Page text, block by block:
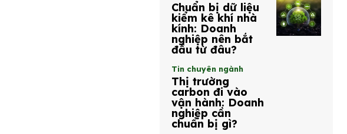
Chuẩn bị dữ liệu
kiểm kê khí nhà
kính: Doanh
nghiệp nên bắt
đầu từ đâu?
Tin chuyên ngành
Thị trường
carbon đi vào
vận hành: Doanh
nghiệp cần
chuẩn bị gì?